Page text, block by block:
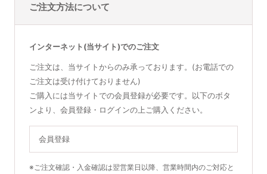
ご注文方法について
インターネット(当サイト)でのご注文
ご注文は、当サイトからのみ承っております。(お電話での
ご注文は受け付けておりません)
ご購入には当サイトでの会員登録が必要です。以下のボタ
ンより、会員登録・ログインの上ご購入ください。
会員登録
※ご注文確認・入金確認は翌営業日以降、営業時間内のご対応と